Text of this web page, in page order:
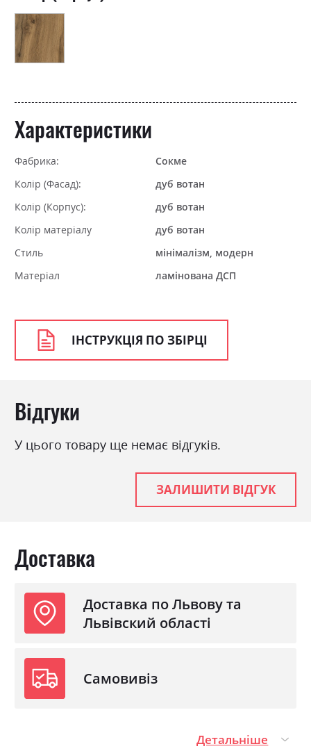
Характеристики
Фабрика:
Сокме
Колір (Фасад):
дуб вотан
Колір (Корпус):
дуб вотан
Колір матеріалу
дуб вотан
Стиль
мінімалізм, модерн
Матеріал
ламінована ДСП
ІНСТРУКЦІЯ ПО ЗБІРЦІ
Відгуки
У цього товару ще немає відгуків.
ЗАЛИШИТИ ВІДГУК
Доставка
Доставка по Львову та
Львівский області
Самовивіз
Детальніше